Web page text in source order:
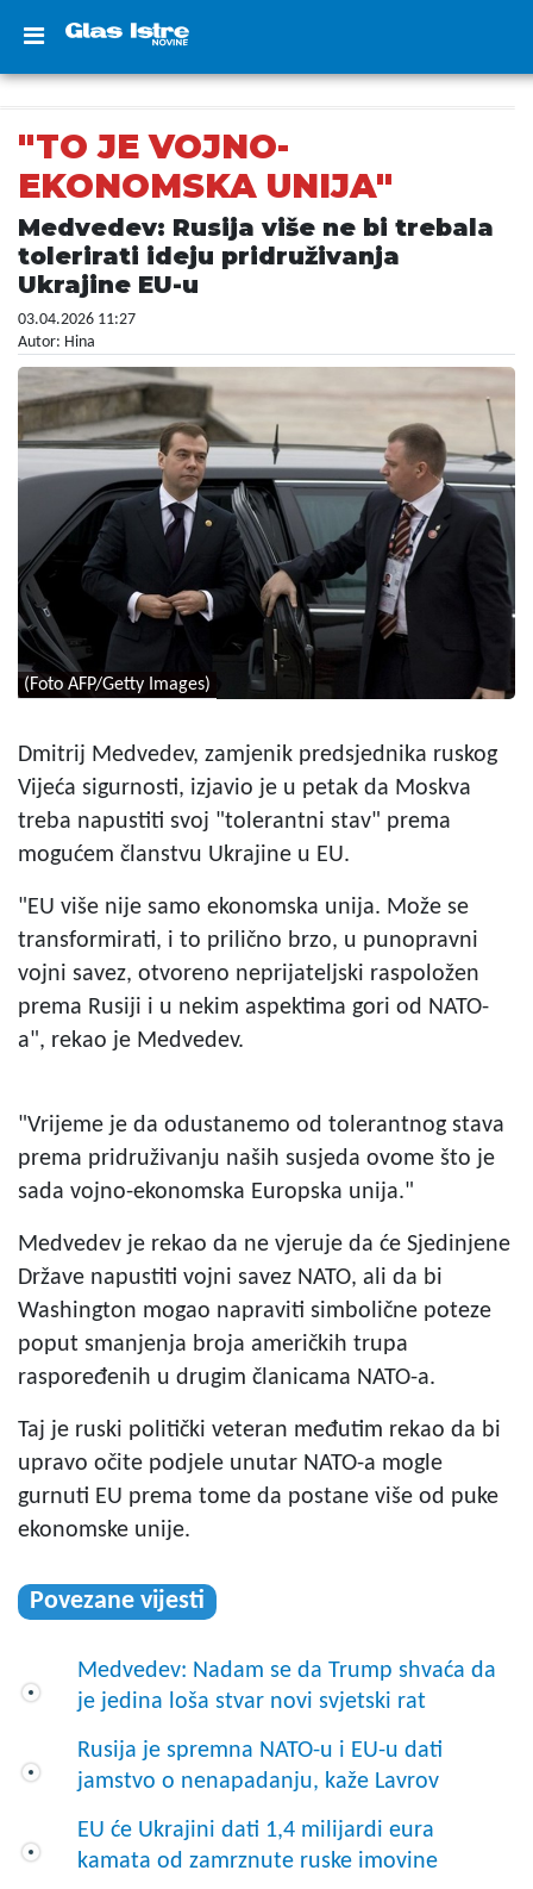
"TO JE VOJNO-
EKONOMSKA UNIJA"
Medvedev: Rusija više ne bi trebala
tolerirati ideju pridruživanja
Ukrajine EU-u
03.04.2026 11:27
Autor: Hina
(Foto AFP/Getty Images)
Dmitrij Medvedev, zamjenik predsjednika ruskog
Vijeća sigurnosti, izjavio je u petak da Moskva
treba napustiti svoj "tolerantni stav" prema
mogućem članstvu Ukrajine u EU.
"EU više nije samo ekonomska unija. Može se
transformirati, i to prilično brzo, u punopravni
vojni savez, otvoreno neprijateljski raspoložen
prema Rusiji i u nekim aspektima gori od NATO-
a", rekao je Medvedev.
"Vrijeme je da odustanemo od tolerantnog stava
prema pridruživanju naših susjeda ovome što je
sada vojno-ekonomska Europska unija."
Medvedev je rekao da ne vjeruje da će Sjedinjene
Države napustiti vojni savez NATO, ali da bi
Washington mogao napraviti simbolične poteze
poput smanjenja broja američkih trupa
raspoređenih u drugim članicama NATO-a.
Taj je ruski politički veteran međutim rekao da bi
upravo očite podjele unutar NATO-a mogle
gurnuti EU prema tome da postane više od puke
ekonomske unije.
Povezane vijesti
Medvedev: Nadam se da Trump shvaća da
je jedina loša stvar novi svjetski rat
Rusija je spremna NATO-u i EU-u dati
jamstvo o nenapadanju, kaže Lavrov
EU će Ukrajini dati 1,4 milijardi eura
kamata od zamrznute ruske imovine